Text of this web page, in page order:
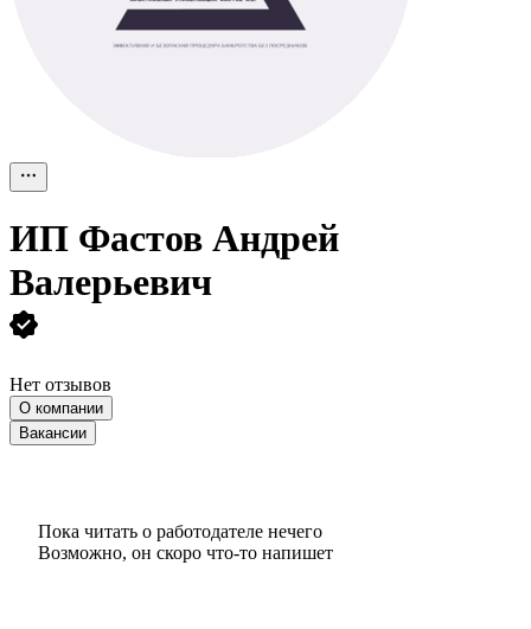
ИП Фастов Андрей
Валерьевич
Нет отзывов
О компании
Вакансии
Пока читать о работодателе нечего
Возможно, он скоро что‑то напишет